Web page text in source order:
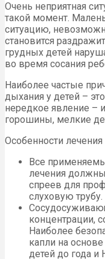
Очень неприятная
такой момент.
ситуацию,
становится
грудных детей
во время сосания
Наиболее частые
дыхания у детей –
нередкое явление –
горошины, мелкие
Особенности
Все
лечения
спреев для
слуховую трубу.
концентрации,
Наиболее
капли на
детей до года и